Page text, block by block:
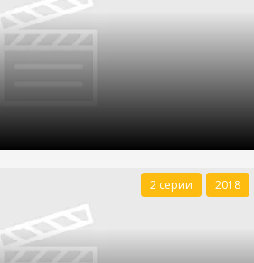
2 серии 2018